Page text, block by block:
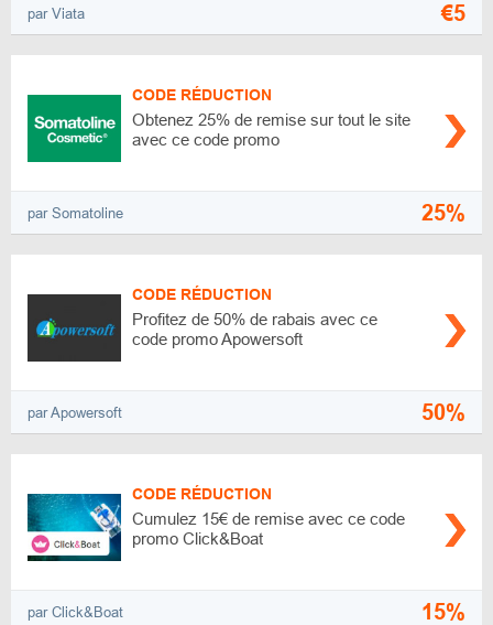
par Viata €5
CODE RÉDUCTION
Obtenez 25% de remise sur tout le site
avec ce code promo
par Somatoline 25%
CODE RÉDUCTION
Profitez de 50% de rabais avec ce
code promo Apowersoft
par Apowersoft 50%
CODE RÉDUCTION
Cumulez 15€ de remise avec ce code
promo Click&Boat
par Click&Boat 15%